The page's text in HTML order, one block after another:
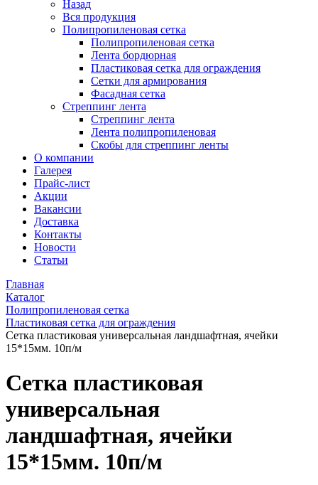
Назад
Вся продукция
Полипропиленовая сетка
Полипропиленовая сетка
Лента бордюрная
Пластиковая сетка для ограждения
Сетки для армирования
Фасадная сетка
Стреппинг лента
Стреппинг лента
Лента полипропиленовая
Скобы для стреппинг ленты
О компании
Галерея
Прайс-лист
Акции
Вакансии
Доставка
Контакты
Новости
Статьи
Главная
Каталог
Полипропиленовая сетка
Пластиковая сетка для ограждения
Сетка пластиковая универсальная ландшафтная, ячейки
15*15мм. 10п/м
Сетка пластиковая
универсальная
ландшафтная, ячейки
15*15мм. 10п/м